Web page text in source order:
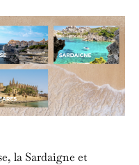
la Sardaigne et